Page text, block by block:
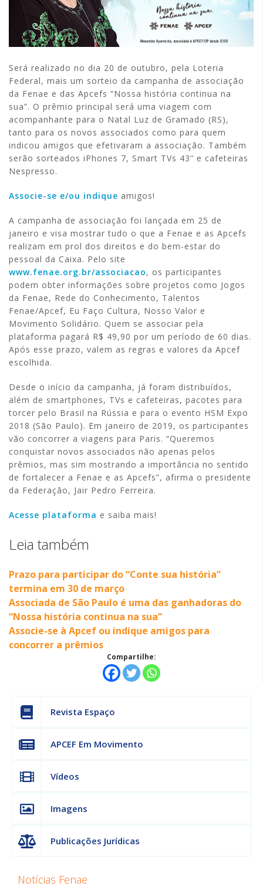
Será realizado no dia 20 de outubro, pela Loteria
Federal, mais um sorteio da campanha de associação
da Fenae e das Apcefs “Nossa história continua na
sua”. O prêmio principal será uma viagem com
acompanhante para o Natal Luz de Gramado (RS),
tanto para os novos associados como para quem
indicou amigos que efetivaram a associação. Também
serão sorteados iPhones 7, Smart TVs 43’’ e cafeteiras
Nespresso.
Associe-se e/ou indique amigos!
A campanha de associação foi lançada em 25 de
janeiro e visa mostrar tudo o que a Fenae e as Apcefs
realizam em prol dos direitos e do bem-estar do
pessoal da Caixa. Pelo site
www.fenae.org.br/associacao, os participantes
podem obter informações sobre projetos como Jogos
da Fenae, Rede do Conhecimento, Talentos
Fenae/Apcef, Eu Faço Cultura, Nosso Valor e
Movimento Solidário. Quem se associar pela
plataforma pagará R$ 49,90 por um período de 60 dias.
Após esse prazo, valem as regras e valores da Apcef
escolhida.
Desde o início da campanha, já foram distribuídos,
além de smartphones, TVs e cafeteiras, pacotes para
torcer pelo Brasil na Rússia e para o evento HSM Expo
2018 (São Paulo). Em janeiro de 2019, os participantes
vão concorrer a viagens para Paris. “Queremos
conquistar novos associados não apenas pelos
prêmios, mas sim mostrando a importância no sentido
de fortalecer a Fenae e as Apcefs”, afirma o presidente
da Federação, Jair Pedro Ferreira.
Acesse plataforma e saiba mais!
Leia também
Prazo para participar do “Conte sua história”
termina em 30 de março
Associada de São Paulo é uma das ganhadoras do
“Nossa história continua na sua”
Associe-se à Apcef ou indique amigos para
concorrer a prêmios
Compartilhe:
Revista Espaço
APCEF Em Movimento
Vídeos
Imagens
Publicações Jurídicas
Notícias Fenae